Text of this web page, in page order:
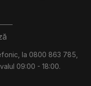
la 0800 863 785,
09:00 - 18:00.